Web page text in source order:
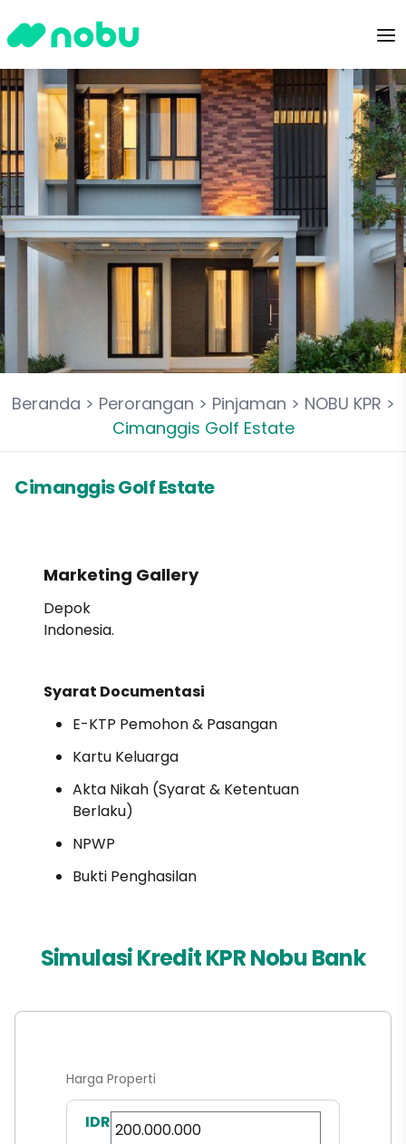
Beranda > Perorangan > Pinjaman > NOBU KPR >
Cimanggis Golf Estate
Cimanggis Golf Estate
Marketing Gallery
Depok
Indonesia.
Syarat Documentasi
E-KTP Pemohon & Pasangan
Kartu Keluarga
Akta Nikah (Syarat & Ketentuan
Berlaku)
NPWP
Bukti Penghasilan
Simulasi Kredit KPR Nobu Bank
Harga Properti
IDR